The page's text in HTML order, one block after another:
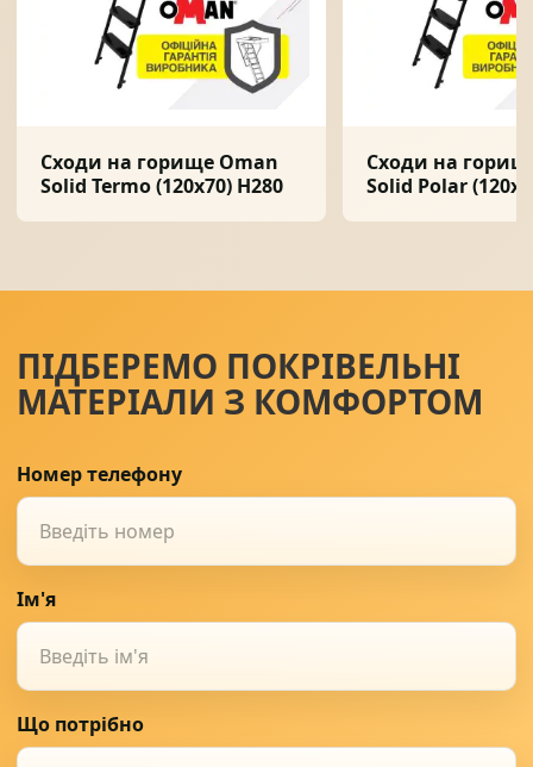
Сходи на горище Oman
Solid Termo (120x70) H280
Сходи на
Solid Polar
ПІДБЕРЕМО ПОКРІВЕЛЬНІ
МАТЕРІАЛИ З КОМФОРТОМ
Номер телефону
Ім'я
Що потрібно